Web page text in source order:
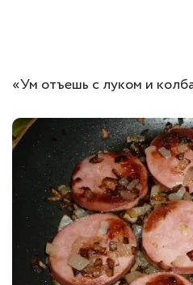
«Ум отъешь с луком и